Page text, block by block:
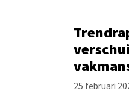
25 februari